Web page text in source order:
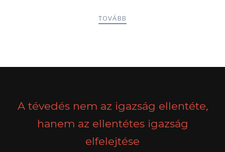
TOVÁBB
A tévedés nem az igazság ellentéte,
hanem az ellentétes igazság
elfelejtése